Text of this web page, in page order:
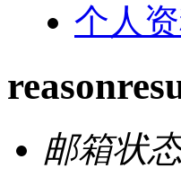
个人
邮箱状